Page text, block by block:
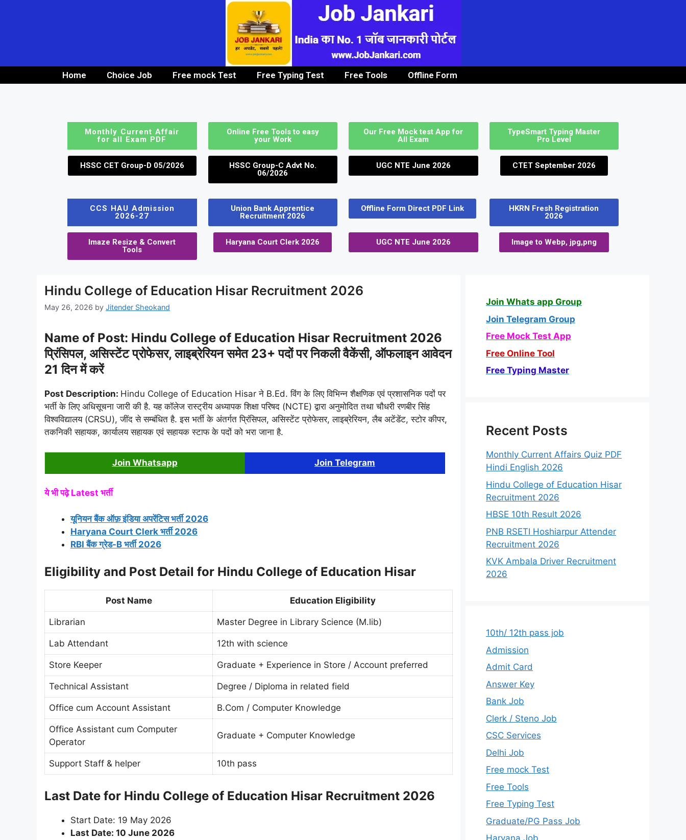
Home Choice Job Free mock Test Free Typing Test Free Tools Offline Form
Monthly Current Affair
for all Exam PDF
Online Free Tools to easy
your Work
Our Free Mock test App for
All Exam
TypeSmart Typing Master
Pro Level
HSSC CET Group-D 05/2026
HSSC Group-C Advt No.
06/2026
UGC NTE June 2026 CTET September 2026
CCS HAU Admission
2026-27
Union Bank Apprentice
Recruitment 2026
Offline Form Direct PDF Link
HKRN Fresh Registration
2026
Imaze Resize & Convert
Tools
Haryana Court Clerk 2026 UGC NTE June 2026 Image to Webp, jpg,png
Hindu College of Education Hisar Recruitment 2026
May 26, 2026 by Jitender Sheokand
Name of Post: Hindu College of Education Hisar Recruitment 2026
प्रिंसिपल, असिस्टेंट प्रोफेसर, लाइब्रेरियन समेत 23+ पदों पर निकली वैकेंसी, ऑफलाइन आवेदन
21 दिन में करें
Post Description: Hindu College of Education Hisar ने B.Ed. विंग के लिए विभिन्न शैक्षणिक एवं प्रशासनिक पदों पर
भर्ती के लिए अधिसूचना जारी की है. यह कॉलेज रास्ट्रीय अध्यापक शिक्षा परिषद (NCTE) द्वारा अनुमोदित तथा चौधरी रणबीर सिंह
विश्वविद्यालय (CRSU), जींद से सम्बंधित है. इस भर्ती के अंतर्गत प्रिंसिपल, असिस्टेंट प्रोफेसर, लाइब्रेरियन, लैब अटेंडेंट, स्टोर कीपर,
तकनिकी सहायक, कार्यालय सहायक एवं सहायक स्टाफ के पदों को भरा जाना है.
Join Whatsapp Join Telegram
ये भी पढ़े Latest भर्ती
यूनियन बैंक ऑफ़ इंडिया अपरेंटिस भर्ती 2026
Haryana Court Clerk भर्ती 2026
RBI बैंक ग्रेड-B भर्ती 2026
Eligibility and Post Detail for Hindu College of Education Hisar
Post Name Education Eligibility
Librarian Master Degree in Library Science (M.lib)
Lab Attendant 12th with science
Store Keeper Graduate + Experience in Store / Account preferred
Technical Assistant Degree / Diploma in related field
Office cum Account Assistant B.Com / Computer Knowledge
Office Assistant cum Computer
Operator
Graduate + Computer Knowledge
Support Staff & helper 10th pass
Last Date for Hindu College of Education Hisar Recruitment 2026
Start Date: 19 May 2026
Last Date: 10 June 2026
Join Whats app Group
Join Telegram Group
Free Mock Test App
Free Online Tool
Free Typing Master
Recent Posts
Monthly Current Affairs Quiz PDF
Hindi English 2026
Hindu College of Education Hisar
Recruitment 2026
HBSE 10th Result 2026
PNB RSETI Hoshiarpur Attender
Recruitment 2026
KVK Ambala Driver Recruitment
2026
10th/ 12th pass job
Admission
Admit Card
Answer Key
Bank Job
Clerk / Steno Job
CSC Services
Delhi Job
Free mock Test
Free Tools
Free Typing Test
Graduate/PG Pass Job
Haryana Job